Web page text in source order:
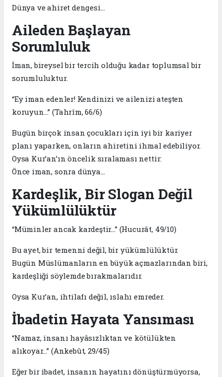
Dünya ve ahiret dengesi…
Aileden Başlayan
Sorumluluk
İman, bireysel bir tercih olduğu kadar toplumsal bir
sorumluluktur.
“Ey iman edenler! Kendinizi ve ailenizi ateşten
koruyun…” (Tahrîm, 66/6)
Bugün birçok insan çocukları için iyi bir kariyer
planı yaparken, onların ahiretini ihmal edebiliyor.
Oysa Kur’an’ın öncelik sıralaması nettir:
Önce iman, sonra dünya…
Kardeşlik, Bir Slogan Değil
Yükümlülüktür
“Müminler ancak kardeştir…” (Hucurât, 49/10)
Bu ayet, bir temenni değil, bir yükümlülüktür.
Bugün Müslümanların en büyük açmazlarından biri,
kardeşliği söylemde bırakmalarıdır.
Oysa Kur’an, ihtilafı değil, ıslahı emreder.
İbadetin Hayata Yansıması
“Namaz, insanı hayâsızlıktan ve kötülükten
alıkoyar…” (Ankebût, 29/45)
Eğer bir ibadet, insanın hayatını dönüştürmüyorsa,